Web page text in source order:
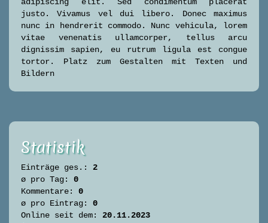
justo. Vivamus vel dui libero. Donec maximus
nunc in hendrerit commodo. Nunc vehicula, lorem
vitae venenatis ullamcorper, tellus arcu
dignissim sapien, eu rutrum ligula est congue
tortor. Platz zum Gestalten mit Texten und
Bildern
Statistik
Einträge ges.: 2
ø pro Tag: 0
Kommentare: 0
ø pro Eintrag: 0
Online seit dem: 20.11.2023